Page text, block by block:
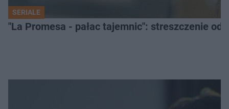
SERIALE
"La Promesa - pałac tajemnic": streszczenie